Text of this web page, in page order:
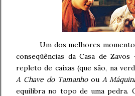
Um dos melhores
conseqüências da Casa de
repleto de caixas (que são, na
A Chave do Tamanhoou A
equilibra no topo de uma pedra.